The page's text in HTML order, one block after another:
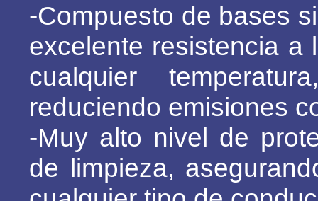
-Compuesto de bases
excelente resistencia a
cualquier
reduciendo emisiones
-Muy alto nivel de
de limpieza,